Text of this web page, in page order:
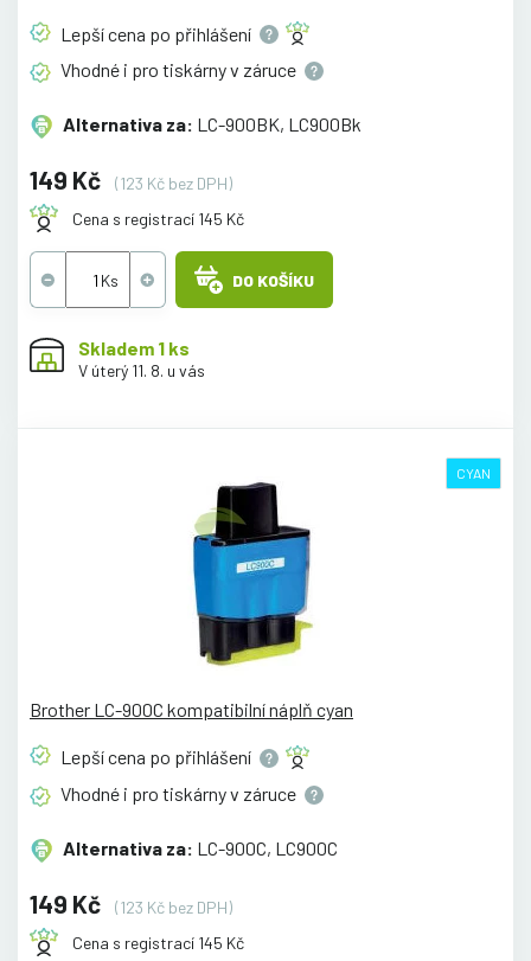
Lepší cena po přihlášení
Vhodné i pro tiskárny v záruce
Alternativa za: LC-900BK, LC900Bk
149 Kč
(123 Kč bez DPH)
Cena s registrací 145 Kč
DO KOŠÍKU
Skladem 1 ks
V úterý 11. 8. u vás
CYAN
Brother LC-900C kompatibilní náplň cyan
Lepší cena po přihlášení
Vhodné i pro tiskárny v záruce
Alternativa za: LC-900C, LC900C
149 Kč
(123 Kč bez DPH)
Cena s registrací 145 Kč